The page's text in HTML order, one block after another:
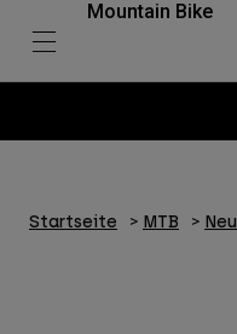
Mountain Bike
Startseite MTB Neu